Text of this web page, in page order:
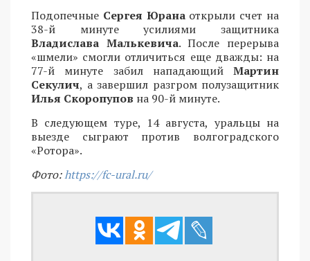
Подопечные Сергея Юрана открыли счет на
38-й минуте усилиями защитника
Владислава Малькевича. После перерыва
«шмели» смогли отличиться еще дважды: на
77-й минуте забил нападающий Мартин
Секулич, а завершил разгром полузащитник
Илья Скоропупов на 90-й минуте.
В следующем туре, 14 августа, уральцы на
выезде сыграют против волгоградского
«Ротора».
Фото:https://fc-ural.ru/